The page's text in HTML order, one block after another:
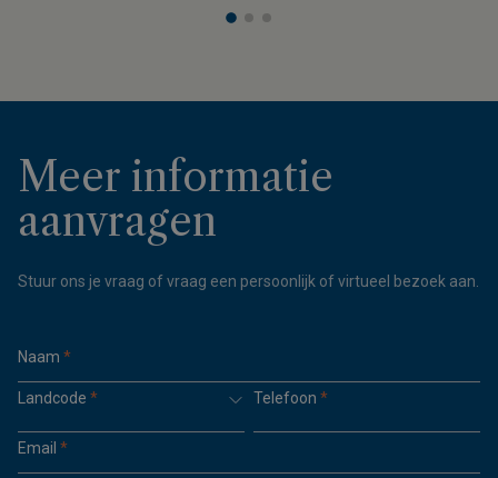
Meer informatie
aanvragen
Stuur ons je vraag of vraag een persoonlijk of virtueel bezoek aan.
Naam *
Landcode * Telefoon *
Email *